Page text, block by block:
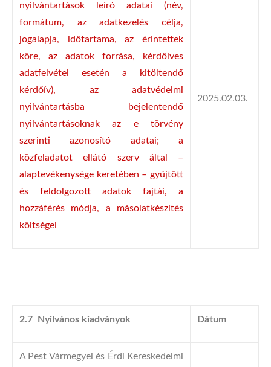
nyilvántartások leíró adatai (név,
formátum, az adatkezelés célja,
jogalapja, időtartama, az érintettek
köre, az adatok forrása, kérdőíves
adatfelvétel esetén a kitöltendő
kérdőív), az adatvédelmi
nyilvántartásba bejelentendő
nyilvántartásoknak az e törvény
szerinti azonosító adatai; a
közfeladatot ellátó szerv által –
alaptevékenysége keretében – gyűjtött
és feldolgozott adatok fajtái, a
hozzáférés módja, a másolatkészítés
költségei
2025.02.03.
2.7 Nyilvános kiadványok Dátum
A Pest Vármegyei és Érdi Kereskedelmi